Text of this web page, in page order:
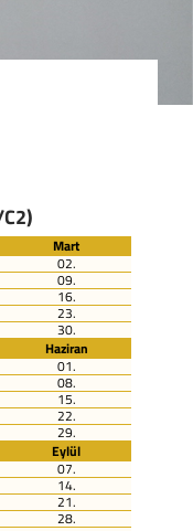
Mart
02.
09.
16.
23.
30.
Haziran
01.
08.
15.
22.
29.
Eylül
07.
14.
21.
28.